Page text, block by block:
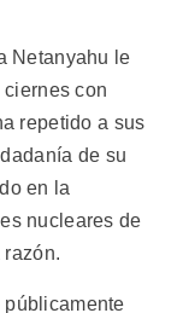
Netanyahu le
con
repetido a sus
de su
en la
nucleares de
razón.